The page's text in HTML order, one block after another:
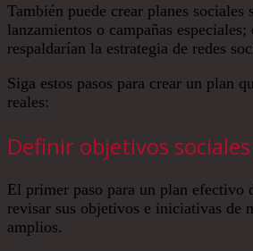
También puede crear planes sociales
lanzamientos o campañas especiales;
respaldarían la estrategia de redes
Siga estos pasos para crear un plan
reales:
Definir objetivos sociales
El primer paso para un plan efectivo
revisar sus objetivos e iniciativas de
amplios.